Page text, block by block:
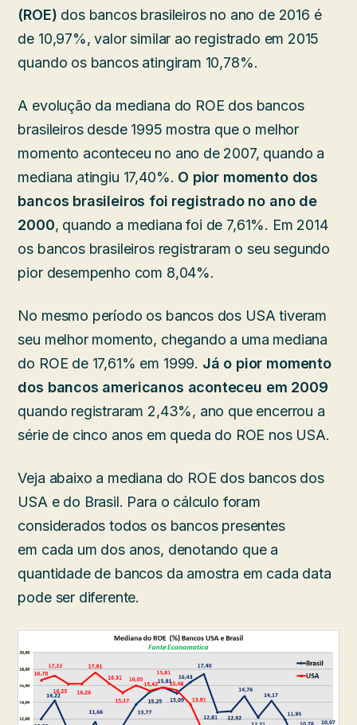
(ROE) dos bancos brasileiros no ano de 2016 é
de 10,97%, valor similar ao registrado em 2015
quando os bancos atingiram 10,78%.
A evolução da mediana do ROE dos bancos
brasileiros desde 1995 mostra que o melhor
momento aconteceu no ano de 2007, quando a
mediana atingiu 17,40%. O pior momento dos
bancos brasileiros foi registrado no ano de
2000, quando a mediana foi de 7,61%. Em 2014
os bancos brasileiros registraram o seu segundo
pior desempenho com 8,04%.
No mesmo período os bancos dos USA tiveram
seu melhor momento, chegando a uma mediana
do ROE de 17,61% em 1999. Já o pior momento
dos bancos americanos aconteceu em 2009
quando registraram 2,43%, ano que encerrou a
série de cinco anos em queda do ROE nos USA.
Veja abaixo a mediana do ROE dos bancos dos
USA e do Brasil. Para o cálculo foram
considerados todos os bancos presentes
em cada um dos anos, denotando que a
quantidade de bancos da amostra em cada data
pode ser diferente.